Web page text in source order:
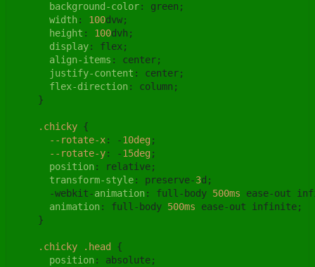
background-color: green;
width: 100dvw;
height : 100dvh;
display: flex;
align-items : center;
justify-content : center;
flex-direction: column;
    }
.chicky {
--rotate-x: -10deg;
--rotate-y: -15deg;
position: relative;
transform-style: preserve-3d;
      -webkit-
animation: full-body 500ms ease-out
animation: full-body 500ms ease-out infinite;
    }
.chicky .head
{
position: absolute;